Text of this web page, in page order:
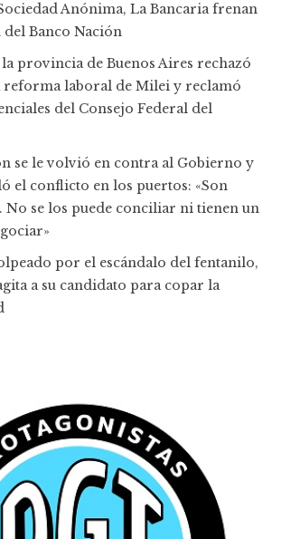
Anónima, La Bancaria frenan
Banco Nación
provincia de Buenos Aires rechazó
laboral de Milei y reclamó
del Consejo Federal del
se le volvió en contra al Gobierno y
el conflicto en los puertos: «Son
No se los puede conciliar ni tienen un
por el escándalo del fentanilo,
a su candidato para copar la